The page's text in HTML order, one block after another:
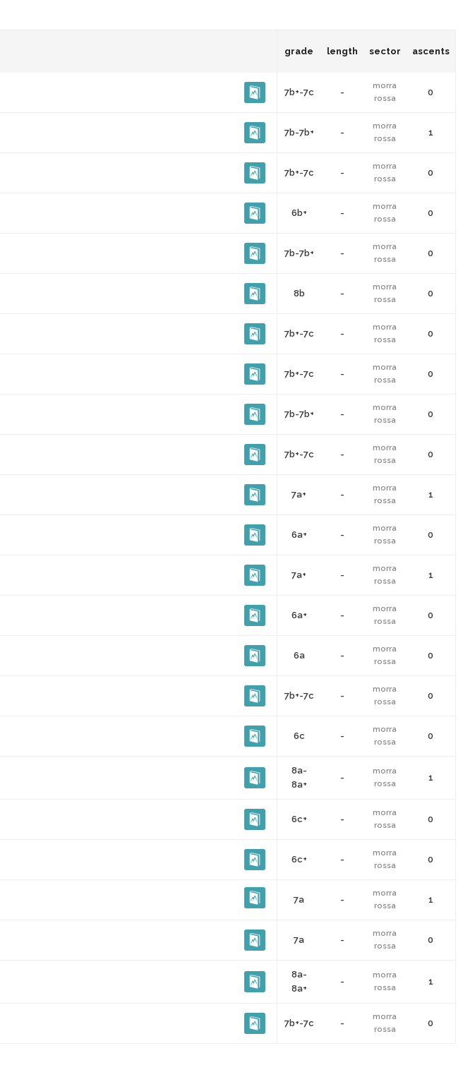
grade length sector ascents
7b+-7c -
morra
rossa
0
7b-7b+ -
morra
rossa
1
7b+-7c -
morra
rossa
0
6b+ -
morra
rossa
0
7b-7b+ -
morra
rossa
0
8b -
morra
rossa
0
7b+-7c -
morra
rossa
0
7b+-7c -
morra
rossa
0
7b-7b+ -
morra
rossa
0
7b+-7c -
morra
rossa
0
7a+ -
morra
rossa
1
6a+ -
morra
rossa
0
7a+ -
morra
rossa
1
6a+ -
morra
rossa
0
6a -
morra
rossa
0
7b+-7c -
morra
rossa
0
6c -
morra
rossa
0
8a-
8a+
-
morra
rossa
1
6c+ -
morra
rossa
0
6c+ -
morra
rossa
0
7a -
morra
rossa
1
7a -
morra
rossa
0
8a-
8a+
-
morra
rossa
1
7b+-7c -
morra
rossa
0